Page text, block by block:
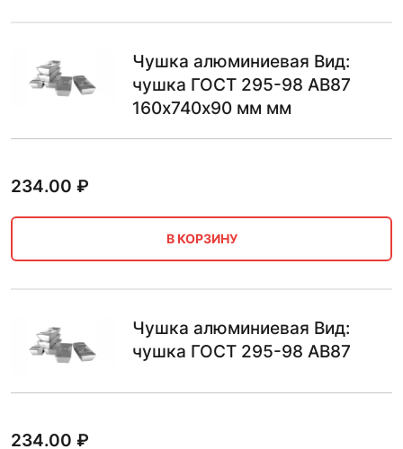
Чушка алюминиевая Вид:
чушка ГОСТ 295-98 АВ87
160х740х90 мм мм
234.00 ₽
В КОРЗИНУ
Чушка алюминиевая Вид:
чушка ГОСТ 295-98 АВ87
234.00 ₽